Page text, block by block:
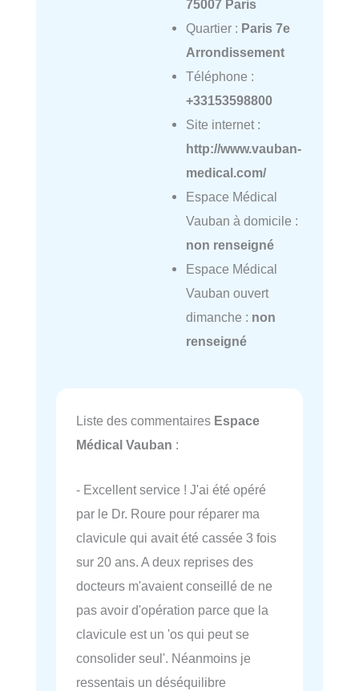
75007 Paris
Quartier : Paris 7e
Arrondissement
Téléphone :
+33153598800
Site internet :
http://www.vauban-
medical.com/
Espace Médical
Vauban à domicile :
non renseigné
Espace Médical
Vauban ouvert
dimanche : non
renseigné
Liste des commentaires Espace
Médical Vauban :
- Excellent service ! J'ai été opéré
par le Dr. Roure pour réparer ma
clavicule qui avait été cassée 3 fois
sur 20 ans. A deux reprises des
docteurs m'avaient conseillé de ne
pas avoir d'opération parce que la
clavicule est un 'os qui peut se
consolider seul'. Néanmoins je
ressentais un déséquilibre